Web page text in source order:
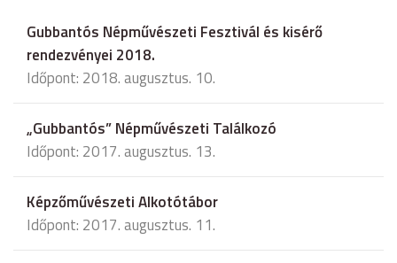
Gubbantós Népművészeti Fesztivál és kisérő
rendezvényei 2018.
Időpont: 2018. augusztus. 10.
„Gubbantós” Népművészeti Találkozó
Időpont: 2017. augusztus. 13.
Képzőművészeti Alkotótábor
Időpont: 2017. augusztus. 11.